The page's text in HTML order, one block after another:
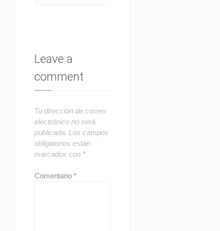
Leave a
comment
Tu dirección de correo
electrónico no será
publicada. Los campos
obligatorios están
marcados con *
Comentario*